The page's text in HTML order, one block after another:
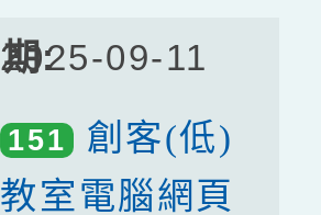
2025-09-11
151
創客(低)
教室電腦網頁